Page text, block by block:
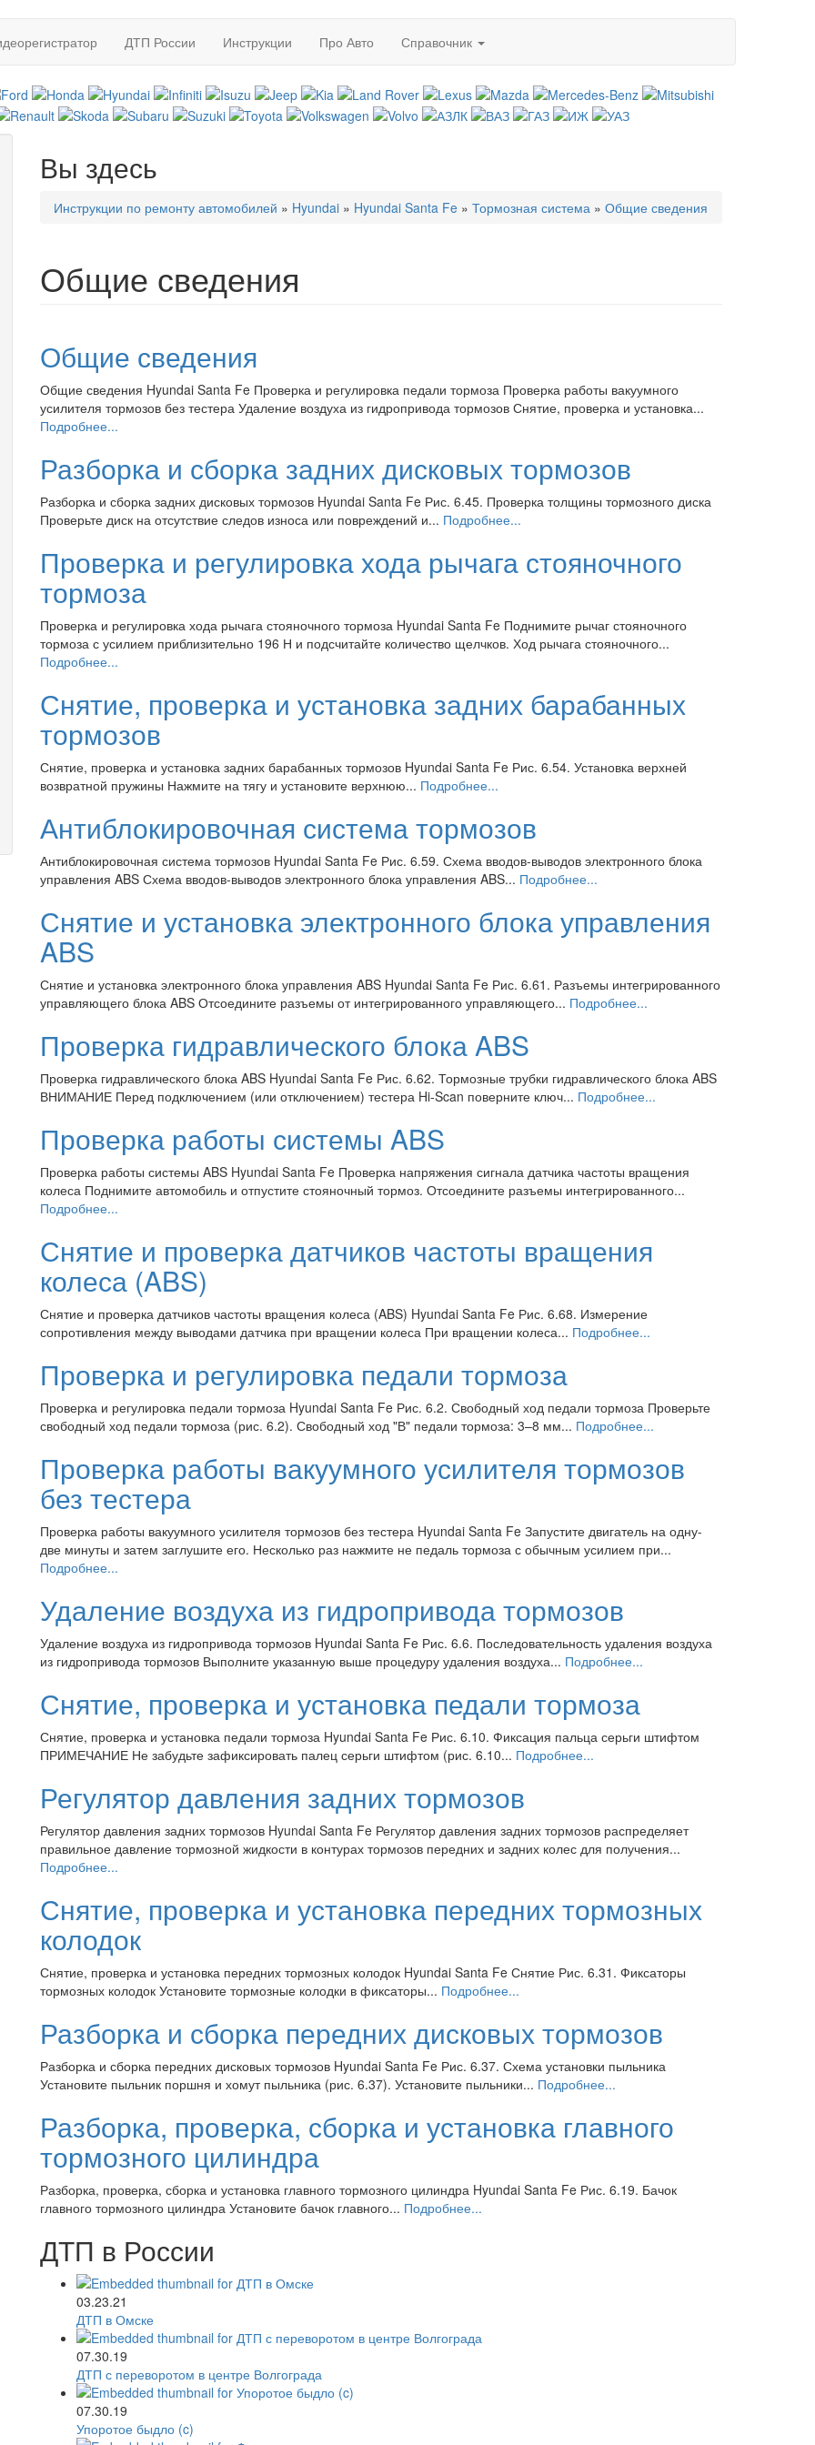
ДТП России Инструкции Про Авто Справочник
Вы здесь
Инструкции по ремонту автомобилей » Hyundai » Hyundai Santa Fe » Тормозная система » Общие сведения
Общие сведения
Общие сведения
Общие сведения Hyundai Santa Fe Проверка и регулировка педали тормоза Проверка работы вакуумного
усилителя тормозов без тестера Удаление воздуха из гидропривода тормозов Снятие, проверка и установка...
Подробнее...
Разборка и сборка задних дисковых тормозов
Разборка и сборка задних дисковых тормозов Hyundai Santa Fe Рис. 6.45. Проверка толщины тормозного диска
Проверьте диск на отсутствие следов износа или повреждений и... Подробнее...
Проверка и регулировка хода рычага стояночного
тормоза
Проверка и регулировка хода рычага стояночного тормоза Hyundai Santa Fe Поднимите рычаг стояночного
тормоза с усилием приблизительно 196 Н и подсчитайте количество щелчков. Ход рычага стояночного...
Подробнее...
Снятие, проверка и установка задних барабанных
тормозов
Снятие, проверка и установка задних барабанных тормозов Hyundai Santa Fe Рис. 6.54. Установка верхней
возвратной пружины Нажмите на тягу и установите верхнюю... Подробнее...
Антиблокировочная система тормозов
Антиблокировочная система тормозов Hyundai Santa Fe Рис. 6.59. Схема вводов-выводов электронного блока
управления ABS Схема вводов-выводов электронного блока управления ABS... Подробнее...
Снятие и установка электронного блока управления
ABS
Снятие и установка электронного блока управления ABS Hyundai Santa Fe Рис. 6.61. Разъемы интегрированного
управляющего блока ABS Отсоедините разъемы от интегрированного управляющего... Подробнее...
Проверка гидравлического блока ABS
Проверка гидравлического блока ABS Hyundai Santa Fe Рис. 6.62. Тормозные трубки гидравлического блока ABS
ВНИМАНИЕ Перед подключением (или отключением) тестера Hi-Scan поверните ключ... Подробнее...
Проверка работы системы ABS
Проверка работы системы ABS Hyundai Santa Fe Проверка напряжения сигнала датчика частоты вращения
колеса Поднимите автомобиль и отпустите стояночный тормоз. Отсоедините разъемы интегрированного...
Подробнее...
Снятие и проверка датчиков частоты вращения
колеса (ABS)
Снятие и проверка датчиков частоты вращения колеса (ABS) Hyundai Santa Fe Рис. 6.68. Измерение
сопротивления между выводами датчика при вращении колеса При вращении колеса... Подробнее...
Проверка и регулировка педали тормоза
Проверка и регулировка педали тормоза Hyundai Santa Fe Рис. 6.2. Свободный ход педали тормоза Проверьте
свободный ход педали тормоза (рис. 6.2). Свободный ход "В" педали тормоза: 3–8 мм... Подробнее...
Проверка работы вакуумного усилителя тормозов
без тестера
Проверка работы вакуумного усилителя тормозов без тестера Hyundai Santa Fe Запустите двигатель на одну-
две минуты и затем заглушите его. Несколько раз нажмите не педаль тормоза с обычным усилием при...
Подробнее...
Удаление воздуха из гидропривода тормозов
Удаление воздуха из гидропривода тормозов Hyundai Santa Fe Рис. 6.6. Последовательность удаления воздуха
из гидропривода тормозов Выполните указанную выше процедуру удаления воздуха... Подробнее...
Снятие, проверка и установка педали тормоза
Снятие, проверка и установка педали тормоза Hyundai Santa Fe Рис. 6.10. Фиксация пальца серьги штифтом
ПРИМЕЧАНИЕ Не забудьте зафиксировать палец серьги штифтом (рис. 6.10... Подробнее...
Регулятор давления задних тормозов
Регулятор давления задних тормозов Hyundai Santa Fe Регулятор давления задних тормозов распределяет
правильное давление тормозной жидкости в контурах тормозов передних и задних колес для получения...
Подробнее...
Снятие, проверка и установка передних тормозных
колодок
Снятие, проверка и установка передних тормозных колодок Hyundai Santa Fe Снятие Рис. 6.31. Фиксаторы
тормозных колодок Установите тормозные колодки в фиксаторы... Подробнее...
Разборка и сборка передних дисковых тормозов
Разборка и сборка передних дисковых тормозов Hyundai Santa Fe Рис. 6.37. Схема установки пыльника
Установите пыльник поршня и хомут пыльника (рис. 6.37). Установите пыльники... Подробнее...
Разборка, проверка, сборка и установка главного
тормозного цилиндра
Разборка, проверка, сборка и установка главного тормозного цилиндра Hyundai Santa Fe Рис. 6.19. Бачок
главного тормозного цилиндра Установите бачок главного... Подробнее...
ДТП в России
03.23.21
ДТП в Омске
07.30.19
ДТП с переворотом в центре Волгограда
07.30.19
Упоротое быдло (c)